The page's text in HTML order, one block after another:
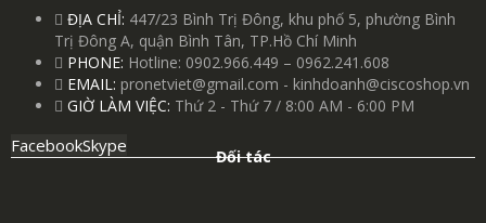
ĐỊA CHỈ: 447/23 Bình Trị Đông, khu phố 5, phường Bình
Trị Đông A, quận Bình Tân, TP.Hồ Chí Minh
PHONE: Hotline: 0902.966.449 – 0962.241.608
EMAIL: pronetviet@gmail.com - kinhdoanh@ciscoshop.vn
GIỜ LÀM VIỆC: Thứ 2 - Thứ 7 / 8:00 AM - 6:00 PM
FacebookSkype
Đối tác